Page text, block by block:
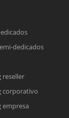
con el enlace a
dedicados
reseller
corporativo
empresa